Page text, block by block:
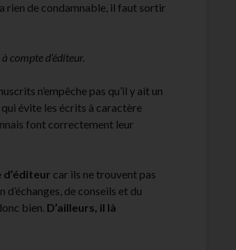
rien de condamnable, il faut sortir
compte d’éditeur.
n’empêche pas qu’il y ait un
évite les écrits à caractère
font correctement leur
d’éditeur car ils ne trouvent pas
d’échanges, de conseils et du
bien. D’ailleurs, il là